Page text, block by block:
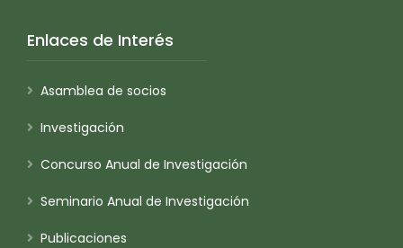
Enlaces de Interés
Asamblea de socios
Investigación
Concurso Anual de Investigación
Seminario Anual de Investigación
Publicaciones